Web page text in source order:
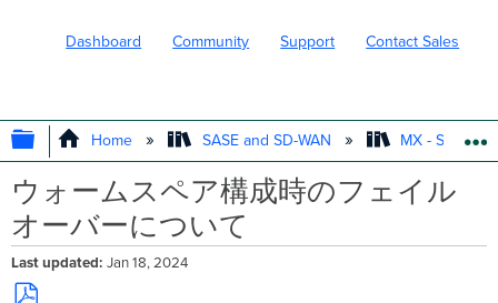
Dashboard Community Support Contact Sales
EXPAND/COLLAPSE GLOBAL
Home SASE and SD-WAN MX - Security
ウォームスペア構成時のフェイル
オーバーについて
Last updated Jan 18, 2024